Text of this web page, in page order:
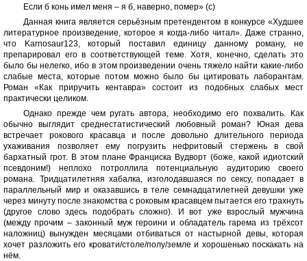
Если б конь имел меня – я б, наверно, помер» (с)
Данная книга является серьёзным претендентом в конкурсе «Худшее
литературное произведение, которое я когда-либо читал». Даже странно,
что Karnosaur123, который поставил единицу данному роману, не
препарировал его в соответствующей теме. Хотя, конечно, сделать это
было бы нелегко, ибо в этом произведении очень тяжело найти какие-либо
слабые места, которые потом можно было бы цитировать лаборантам.
Роман «Как приручить кентавра» состоит из подобных слабых мест
практически целиком.
Однако прежде чем ругать автора, необходимо его похвалить. Как
обычно выглядит среднестатистический любовный роман? Юная дева
встречает рокового красавца и после довольно длительного периода
ухаживания позволяет ему погрузить нефритовый стержень в свой
бархатный грот. В этом плане Франциска Вудворт (боже, какой идиотский
псевдоним!) неплохо потроллила потенциальную аудиторию своего
романа. Тридцатилетняя хабалка, изголодавшаяся по сексу, попадает в
параллельный мир и оказавшись в теле семнадцатилетней девушки уже
через минуту после знакомства с роковым красавцем пытается его трахнуть
(другое слово здесь подобрать сложно). И вот уже взрослый мужчина
(между прочим – законный муж героини и обладатель гарема из трёхсот
наложниц) вынужден месяцами отбиваться от настырной девы, которая
хочет разложить его кровати/столе/полу/земле и хорошенько поскакать на
нём.